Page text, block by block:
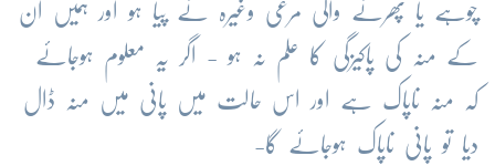
چوہے یا پھرنے والی مرغی وغیرہ نے پیا ہو اور ہمیں ان
کے منہ کی پاکیزگی کا علم نہ ہو - اگر یہ معلوم ہوجائے
کہ منہ ناپاک ہے اور اس حالت میں پانی میں منہ ڈال
دیا تو پانی ناپاک ہوجائے گا-